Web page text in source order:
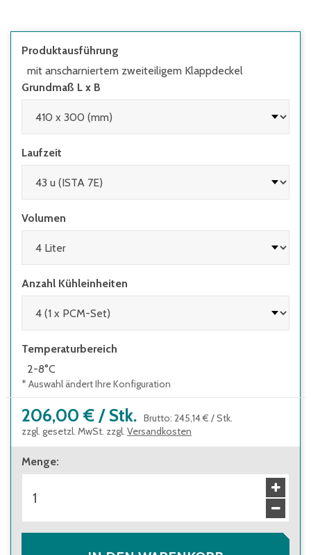
Produktausführung
mit anscharniertem zweiteiligem Klappdeckel
Grundmaß L x B
Laufzeit
Volumen
Anzahl Kühleinheiten
Temperaturbereich
2-8°C
* Auswahl ändert Ihre Konfiguration
206,00 € / Stk. Brutto: 245,14 € /Stk.
zzgl. gesetzl. MwSt. zzgl. Versandkosten
Menge: